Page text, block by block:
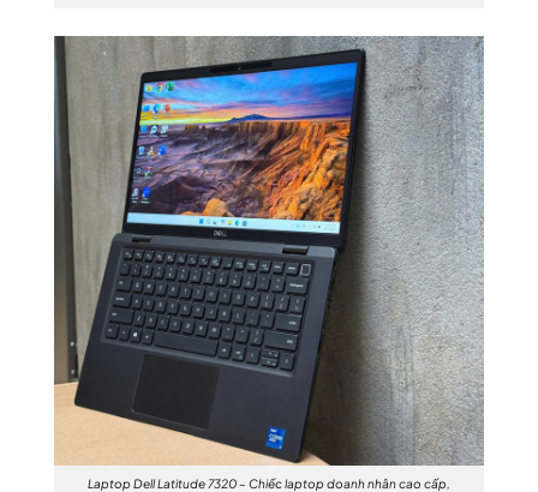
Laptop Dell Latitude 7320 – Chiếc laptop doanh nhân cao cấp,